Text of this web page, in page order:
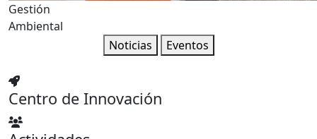
Gestión
Ambiental
Noticias
Eventos
Centro de Innovación